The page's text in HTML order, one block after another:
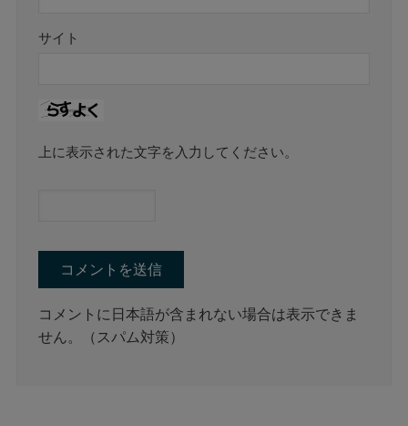
サイト
上に表示された文字を入力してください。
コメントに日本語が含まれない場合は表示できま
せん。（スパム対策）